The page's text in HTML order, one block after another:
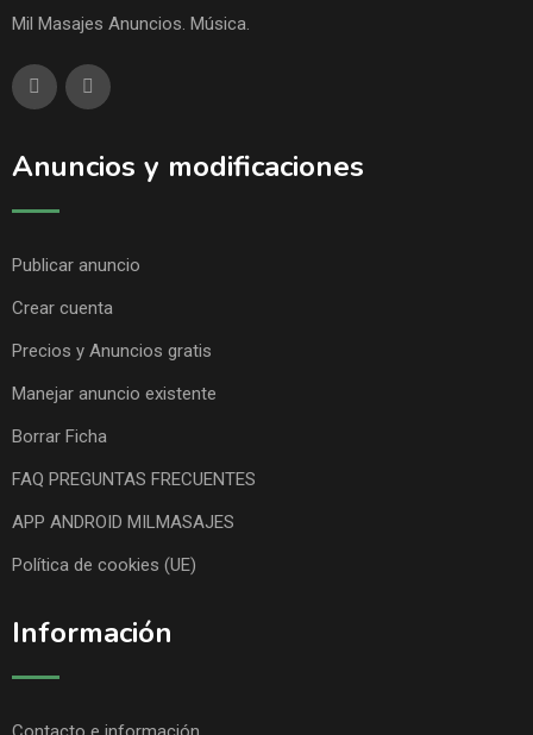
Mil Masajes Anuncios. Música.
Anuncios y modificaciones
Publicar anuncio
Crear cuenta
Precios y Anuncios gratis
Manejar anuncio existente
Borrar Ficha
FAQ PREGUNTAS FRECUENTES
APP ANDROID MILMASAJES
Política de cookies (UE)
Información